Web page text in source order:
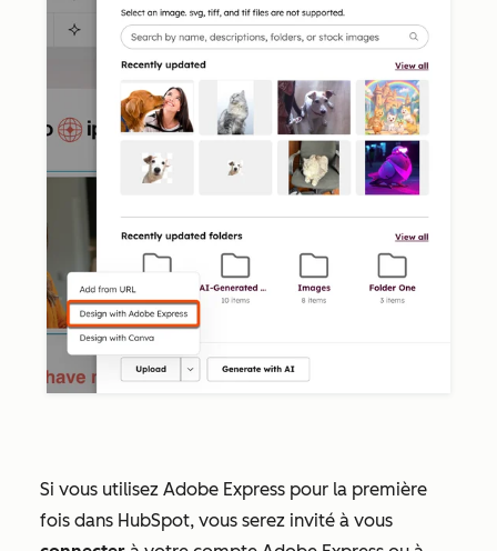
Si vous utilisez Adobe Express pour la première
fois dans HubSpot, vous serez invité à vous